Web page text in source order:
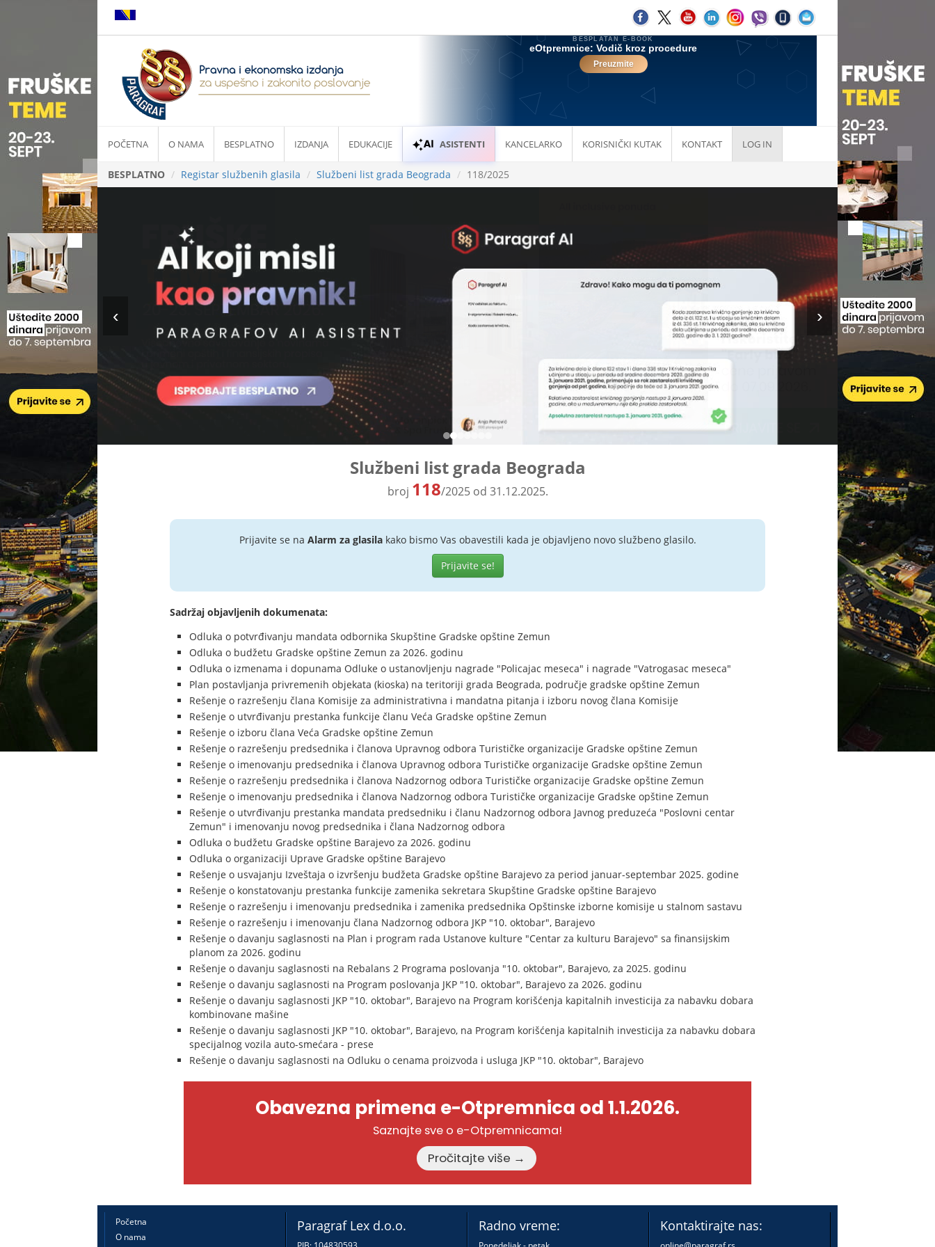
POČETNA O NAMA BESPLATNO IZDANJA EDUKACIJE ASISTENTI KANCELARKO KORISNIČKI KUTAK KONTAKT LOG IN
BESPLATNO Registar službenih glasila Službeni list grada Beograda 118/2025
Službeni list grada Beograda
broj 118/2025 od 31.12.2025.
Prijavite se na Alarm za glasilakako bismo Vas obavestili kada je objavljeno novo službeno glasilo.
Prijavite se!
Sadržaj objavljenih dokumenata:
Odluka o potvrđivanju mandata odbornika Skupštine Gradske opštine Zemun
Odluka o budžetu Gradske opštine Zemun za 2026. godinu
Odluka o izmenama i dopunama Odluke o ustanovljenju nagrade "Policajac meseca" i nagrade "Vatrogasac meseca"
Plan postavljanja privremenih objekata (kioska) na teritoriji grada Beograda, područje gradske opštine Zemun
Rešenje o razrešenju člana Komisije za administrativna i mandatna pitanja i izboru novog člana Komisije
Rešenje o utvrđivanju prestanka funkcije članu Veća Gradske opštine Zemun
Rešenje o izboru člana Veća Gradske opštine Zemun
Rešenje o razrešenju predsednika i članova Upravnog odbora Turističke organizacije Gradske opštine Zemun
Rešenje o imenovanju predsednika i članova Upravnog odbora Turističke organizacije Gradske opštine Zemun
Rešenje o razrešenju predsednika i članova Nadzornog odbora Turističke organizacije Gradske opštine Zemun
Rešenje o imenovanju predsednika i članova Nadzornog odbora Turističke organizacije Gradske opštine Zemun
Rešenje o utvrđivanju prestanka mandata predsedniku i članu Nadzornog odbora Javnog preduzeća "Poslovni centar
Zemun" i imenovanju novog predsednika i člana Nadzornog odbora
Odluka o budžetu Gradske opštine Barajevo za 2026. godinu
Odluka o organizaciji Uprave Gradske opštine Barajevo
Rešenje o usvajanju Izveštaja o izvršenju budžeta Gradske opštine Barajevo za period januar-septembar 2025. godine
Rešenje o konstatovanju prestanka funkcije zamenika sekretara Skupštine Gradske opštine Barajevo
Rešenje o razrešenju i imenovanju predsednika i zamenika predsednika Opštinske izborne komisije u stalnom sastavu
Rešenje o razrešenju i imenovanju člana Nadzornog odbora JKP "10. oktobar", Barajevo
Rešenje o davanju saglasnosti na Plan i program rada Ustanove kulture "Centar za kulturu Barajevo" sa finansijskim
planom za 2026. godinu
Rešenje o davanju saglasnosti na Rebalans 2 Programa poslovanja "10. oktobar", Barajevo, za 2025. godinu
Rešenje o davanju saglasnosti na Program poslovanja JKP "10. oktobar", Barajevo za 2026. godinu
Rešenje o davanju saglasnosti JKP "10. oktobar", Barajevo na Program korišćenja kapitalnih investicija za nabavku dobara
kombinovane mašine
Rešenje o davanju saglasnosti JKP "10. oktobar", Barajevo, na Program korišćenja kapitalnih investicija za nabavku dobara
specijalnog vozila auto-smećara - prese
Rešenje o davanju saglasnosti na Odluku o cenama proizvoda i usluga JKP "10. oktobar", Barajevo
Obavezna primena e-Otpremnica od 1.1.2026.
Saznajte sve o e-Otpremnicama!
Pročitajte više →
Početna
O nama
Paragraf Lex d.o.o. Radno vreme: Kontaktirajte nas: